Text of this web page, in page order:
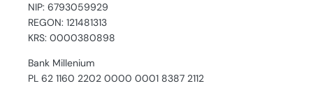
NIP: 6793059929
REGON: 121481313
KRS: 0000380898
Bank Millenium
PL 62 1160 2202 0000 0001 8387 2112